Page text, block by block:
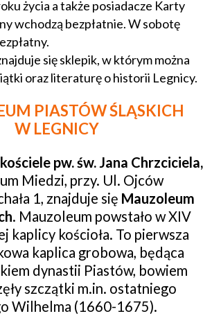
życia a także posiadacze Karty
wchodzą bezpłatnie. W sobotę
się sklepik, w którym można
oraz literaturę o historii Legnicy.
PIASTÓW ŚLĄSKICH
W LEGNICY
kościele pw. św. Jana Chrzciciela,
Miedzi, przy. Ul. Ojców
1, znajduje się Mauzoleum
. Mauzoleum powstało w XIV
kaplicy kościoła. To pierwsza
kaplica grobowa, będąca
dynastii Piastów, bowiem
szczątki m.in. ostatniego
Wilhelma (1660-1675).